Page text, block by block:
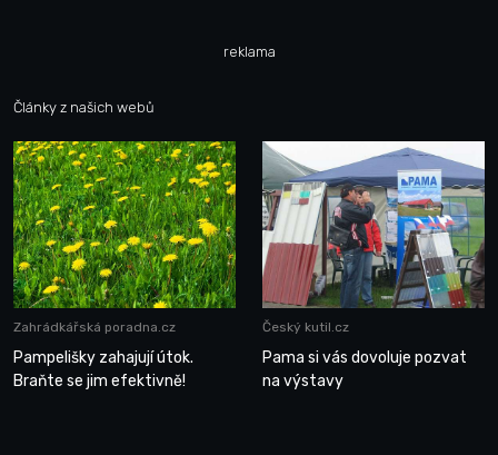
reklama
Články z našich webů
Zahrádkářská poradna.cz
Pampelišky zahajují útok.
Braňte se jim efektivně!
Český kutil.cz
Pama si vás dovoluje pozvat
na výstavy